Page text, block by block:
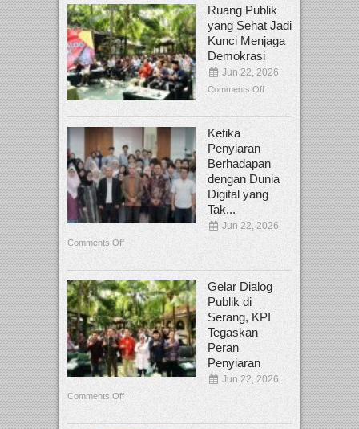
Ruang Publik
yang Sehat Jadi
Kunci Menjaga
Demokrasi
Jun 22, 2026
Comments Off
Ketika
Penyiaran
Berhadapan
dengan Dunia
Digital yang
Tak...
Jun 22, 2026
Comments Off
Gelar Dialog
Publik di
Serang, KPI
Tegaskan
Peran
Penyiaran
Jun 22, 2026
Comments Off